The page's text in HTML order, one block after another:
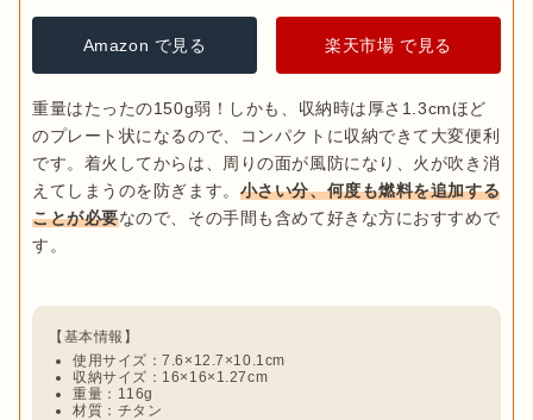
Amazon で見る 楽天市場 で見る
重量はたったの150g弱！しかも、収納時は厚さ1.3cmほど
のプレート状になるので、コンパクトに収納できて大変便利
です。着火してからは、周りの面が風防になり、火が吹き消
えてしまうのを防ぎます。 小さい分、何度も燃料を追加する
ことが必要なので、その手間も含めて好きな方におすすめで
す。
使用サイズ：7.6×12.7×10.1cm
収納サイズ：16×16×1.27cm
重量：116g
材質：チタン